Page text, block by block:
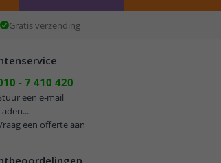
Gratis verzending
- 7 410 420
een e-mail
een offerte aan